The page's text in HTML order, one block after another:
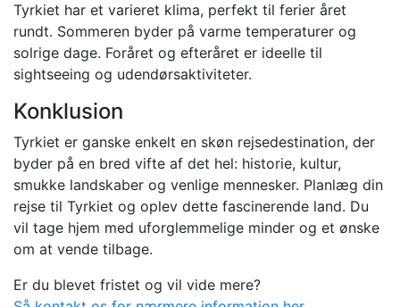
Tyrkiet har et varieret klima, perfekt til ferier året
rundt. Sommeren byder på varme temperaturer og
solrige dage. Foråret og efteråret er ideelle til
sightseeing og udendørsaktiviteter.
Konklusion
Tyrkiet er ganske enkelt en skøn rejsedestination, der
byder på en bred vifte af det hel: historie, kultur,
smukke landskaber og venlige mennesker. Planlæg din
rejse til Tyrkiet og oplev dette fascinerende land. Du
vil tage hjem med uforglemmelige minder og et ønske
om at vende tilbage.
Er du blevet fristet og vil vide mere?